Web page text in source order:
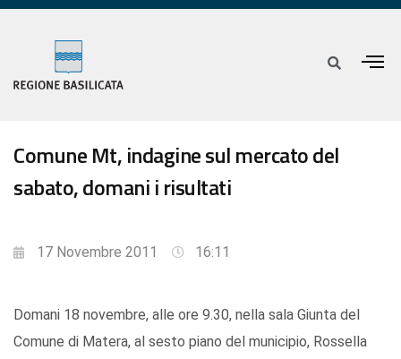
Comune Mt, indagine sul mercato del
sabato, domani i risultati
17 Novembre 2011 16:11
Domani 18 novembre, alle ore 9.30, nella sala Giunta del
Comune di Matera, al sesto piano del municipio, Rossella